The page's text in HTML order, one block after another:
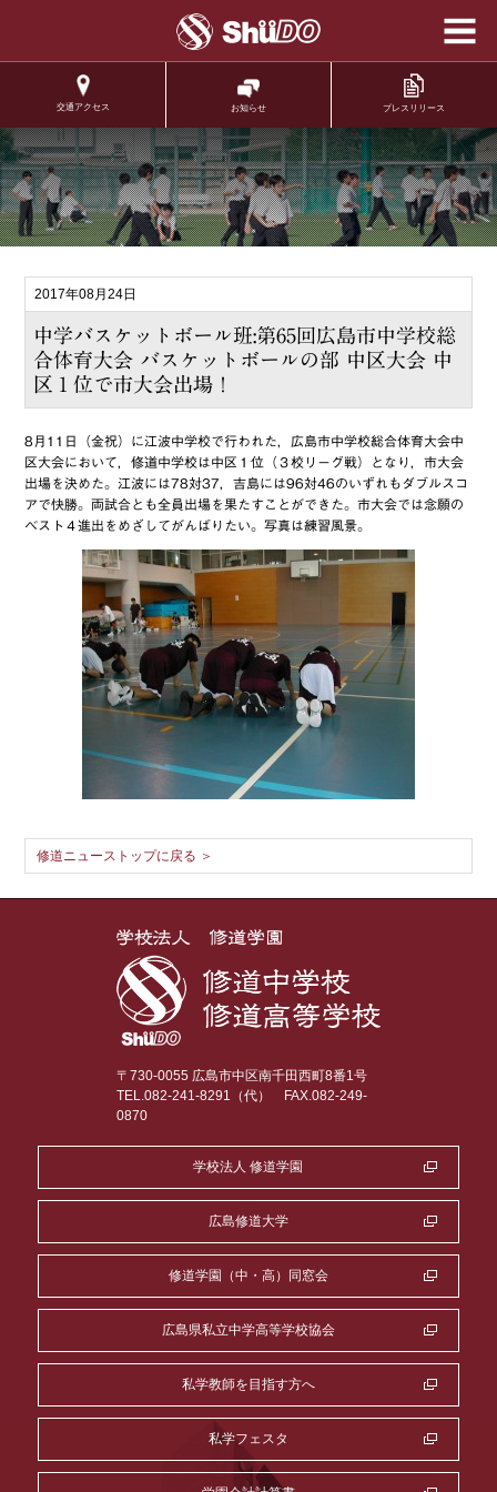
学校法人修道学園 修
交通アクセス お知らせ プレスリリース
.
2017年08月24日
中学バスケットボール班:第65回広島市中学校総
合体育大会 バスケットボールの部 中区大会 中
区１位で市大会出場！
8月11日（金祝）に江波中学校で行われた，広島市中学校総合体育大会中
区大会において，修道中学校は中区１位（３校リーグ戦）となり，市大会
出場を決めた。江波には78対37，吉島には96対46のいずれもダブルスコ
アで快勝。両試合とも全員出場を果たすことができた。市大会では念願の
ベスト４進出をめざしてがんばりたい。写真は練習風景。
修道ニューストップに戻る ＞
〒730-0055 広島市中区南千田西町8番1号
TEL.082-241-8291（代）
FAX.082-249-
0870
学校法人 修道学園
広島修道大学
修道学園（中・高）同窓会
広島県私立中学高等学校協会
私学教師を目指す方へ
私学フェスタ